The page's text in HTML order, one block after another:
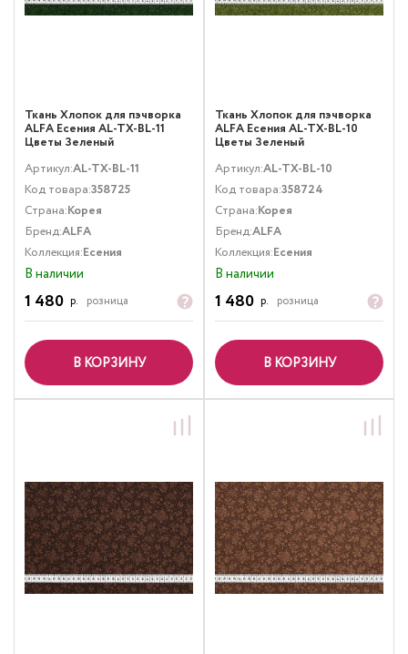
Ткань Хлопок для пэчворка
ALFA Есения AL-TX-BL-11
Цветы Зеленый
Артикул:AL-TX-BL-11
Код товара:358725
Страна:Корея
Бренд:ALFA
Коллекция:Есения
В наличии
1 480 р. розница
В КОРЗИНУ
Ткань Хлопок для пэчворка
ALFA Есения AL-TX-BL-10
Цветы Зеленый
Артикул:AL-TX-BL-10
Код товара:358724
Страна:Корея
Бренд:ALFA
Коллекция:Есения
В наличии
1 480 р. розница
В КОРЗИНУ